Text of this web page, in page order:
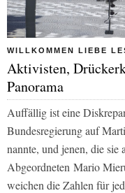
WILLKOMMEN LIEBE
Aktivisten,
Panorama
Auffällig ist eine
Bundesregierung auf
nannte, und jenen, die sie
Abgeordneten Mario
weichen die Zahlen für